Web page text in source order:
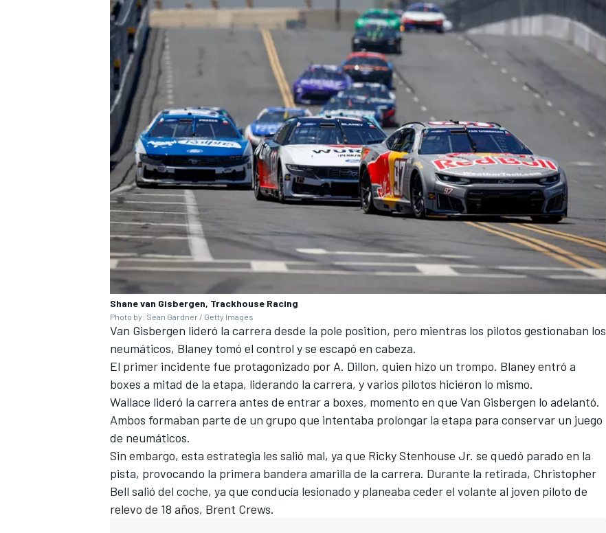
Shane van Gisbergen, Trackhouse Racing
Photo by: Sean Gardner / Getty Images
Van Gisbergen lideró la carrera desde la pole position, pero mientras los pilotos gestionaban los
neumáticos, Blaney tomó el control y se escapó en cabeza.
El primer incidente fue protagonizado por A. Dillon, quien hizo un trompo. Blaney entró a
boxes a mitad de la etapa, liderando la carrera, y varios pilotos hicieron lo mismo.
Wallace lideró la carrera antes de entrar a boxes, momento en que Van Gisbergen lo adelantó.
Ambos formaban parte de un grupo que intentaba prolongar la etapa para conservar un juego
de neumáticos.
Sin embargo, esta estrategia les salió mal, ya que Ricky Stenhouse Jr. se quedó parado en la
pista, provocando la primera bandera amarilla de la carrera. Durante la retirada, Christopher
Bell salió del coche, ya que conducía lesionado y planeaba ceder el volante al joven piloto de
relevo de 18 años, Brent Crews.